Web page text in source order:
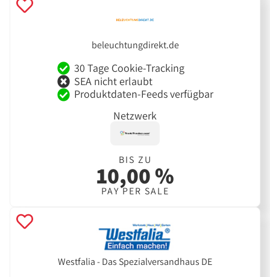
beleuchtungdirekt.de
30 Tage Cookie-Tracking
SEA nicht erlaubt
Produktdaten-Feeds verfügbar
Netzwerk
BIS ZU
10,00 %
PAY PER SALE
Westfalia - Das Spezialversandhaus DE